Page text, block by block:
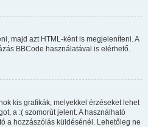
majd azt HTML-ként is megjeleníteni. A
BBCode használatával is elérhető.
kis grafikák, melyekkel érzéseket lehet
a :( szomorút jelent. A használható
a hozzászólás küldésénél. Lehetőleg ne